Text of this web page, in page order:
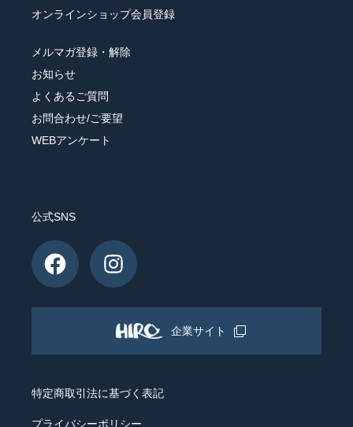
オンラインショップ会員登録
メルマガ登録・解除
お知らせ
よくあるご質問
お問合わせ/ご要望
WEBアンケート
公式SNS
企業サイト
特定商取引法に基づく表記
プライバシーポリシー